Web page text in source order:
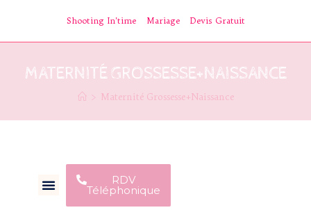
Shooting In’time Mariage Devis Gratuit
MATERNITÉ GROSSESSE+NAISSANCE
> Maternité Grossesse+Naissance
RDV
Téléphonique